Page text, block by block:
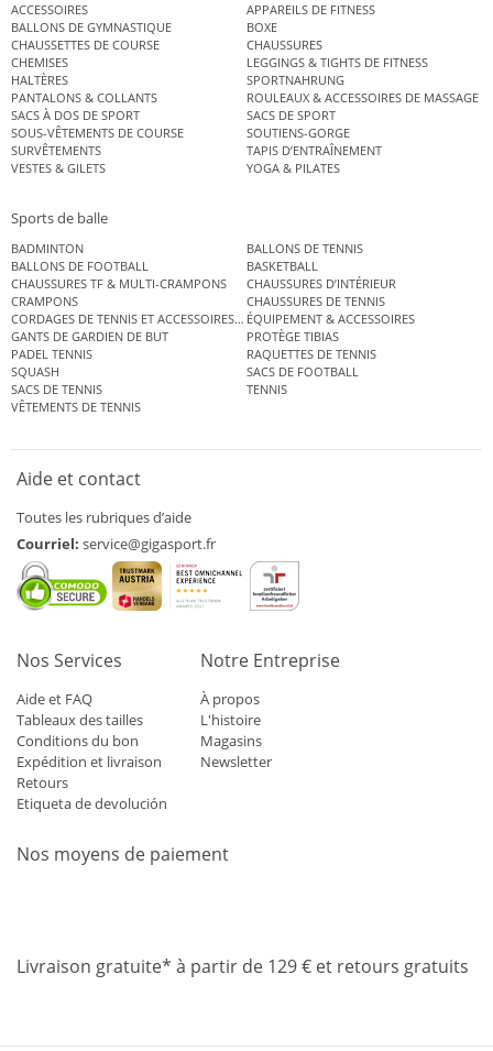
ACCESSOIRES
APPAREILS DE FITNESS
BALLONS DE GYMNASTIQUE
BOXE
CHAUSSETTES DE COURSE
CHAUSSURES
CHEMISES
LEGGINGS & TIGHTS DE FITNESS
HALTÈRES
SPORTNAHRUNG
PANTALONS & COLLANTS
ROULEAUX & ACCESSOIRES DE MASSAGE
SACS À DOS DE SPORT
SACS DE SPORT
SOUS-VÊTEMENTS DE COURSE
SOUTIENS-GORGE
SURVÊTEMENTS
TAPIS D’ENTRAÎNEMENT
VESTES & GILETS
YOGA & PILATES
Sports de balle
BADMINTON
BALLONS DE TENNIS
BALLONS DE FOOTBALL
BASKETBALL
CHAUSSURES TF & MULTI-CRAMPONS
CHAUSSURES D’INTÉRIEUR
CRAMPONS
CHAUSSURES DE TENNIS
CORDAGES DE TENNIS ET ACCESSOIRES DE TENNISÉQUIPEMENT & ACCESSOIRES
GANTS DE GARDIEN DE BUT
PROTÈGE TIBIAS
PADEL TENNIS
RAQUETTES DE TENNIS
SQUASH
SACS DE FOOTBALL
SACS DE TENNIS
TENNIS
VÊTEMENTS DE TENNIS
Aide et contact
Toutes les rubriques d’aide
Courriel: service@gigasport.fr
Nos Services
Aide et FAQ
Tableaux des tailles
Conditions du bon
Expédition et livraison
Retours
Etiqueta de devolución
Notre Entreprise
À propos
L'histoire
Magasins
Newsletter
Nos moyens de paiement
Livraison gratuite* à partir de 129 € et retours gratuits